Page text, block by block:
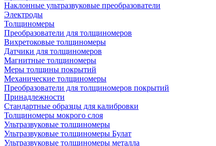
Наклонные ультразвуковые преобразователи
Электроды
Толщиномеры
Преобразователи для толщиномеров
Вихретоковые толщиномеры
Датчики для толщиномеров
Магнитные толщиномеры
Меры толщины покрытий
Механические толщиномеры
Преобразователи для толщиномеров покрытий
Принадлежности
Стандартные образцы для калибровки
Толщиномеры мокрого слоя
Ультразвуковые толщиномеры
Ультразвуковые толщиномеры Булат
Ультразвуковые толщиномеры металла